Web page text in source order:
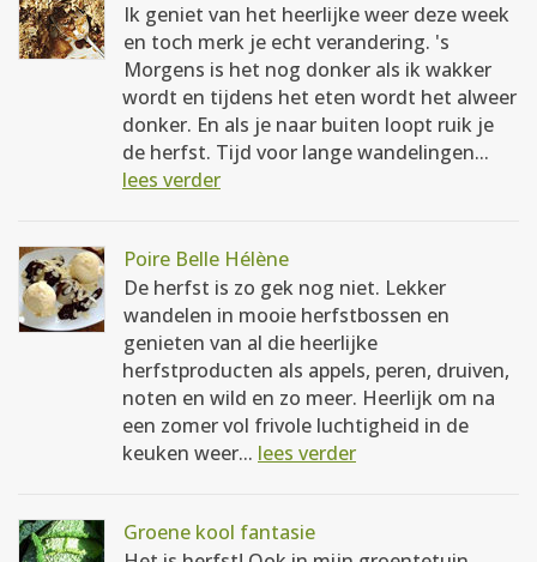
Ik geniet van het heerlijke weer deze week
en toch merk je echt verandering. 's
Morgens is het nog donker als ik wakker
wordt en tijdens het eten wordt het alweer
donker. En als je naar buiten loopt ruik je
de herfst. Tijd voor lange wandelingen...
lees verder
Poire Belle Hélène
De herfst is zo gek nog niet. Lekker
wandelen in mooie herfstbossen en
genieten van al die heerlijke
herfstproducten als appels, peren, druiven,
noten en wild en zo meer. Heerlijk om na
een zomer vol frivole luchtigheid in de
keuken weer... lees verder
Groene kool fantasie